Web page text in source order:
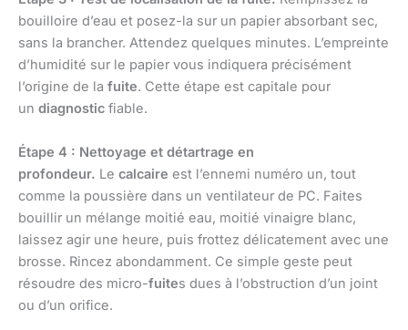
bouilloire d’eau et posez-la sur un papier absorbant sec,
sans la brancher. Attendez quelques minutes. L’empreinte
d’humidité sur le papier vous indiquera précisément
l’origine de la fuite. Cette étape est capitale pour
un diagnostic fiable.
Étape 4 : Nettoyage et détartrage en
profondeur. Le calcaire est l’ennemi numéro un, tout
comme la poussière dans un ventilateur de PC. Faites
bouillir un mélange moitié eau, moitié vinaigre blanc,
laissez agir une heure, puis frottez délicatement avec une
brosse. Rincez abondamment. Ce simple geste peut
résoudre des micro-fuites dues à l’obstruction d’un joint
ou d’un orifice.